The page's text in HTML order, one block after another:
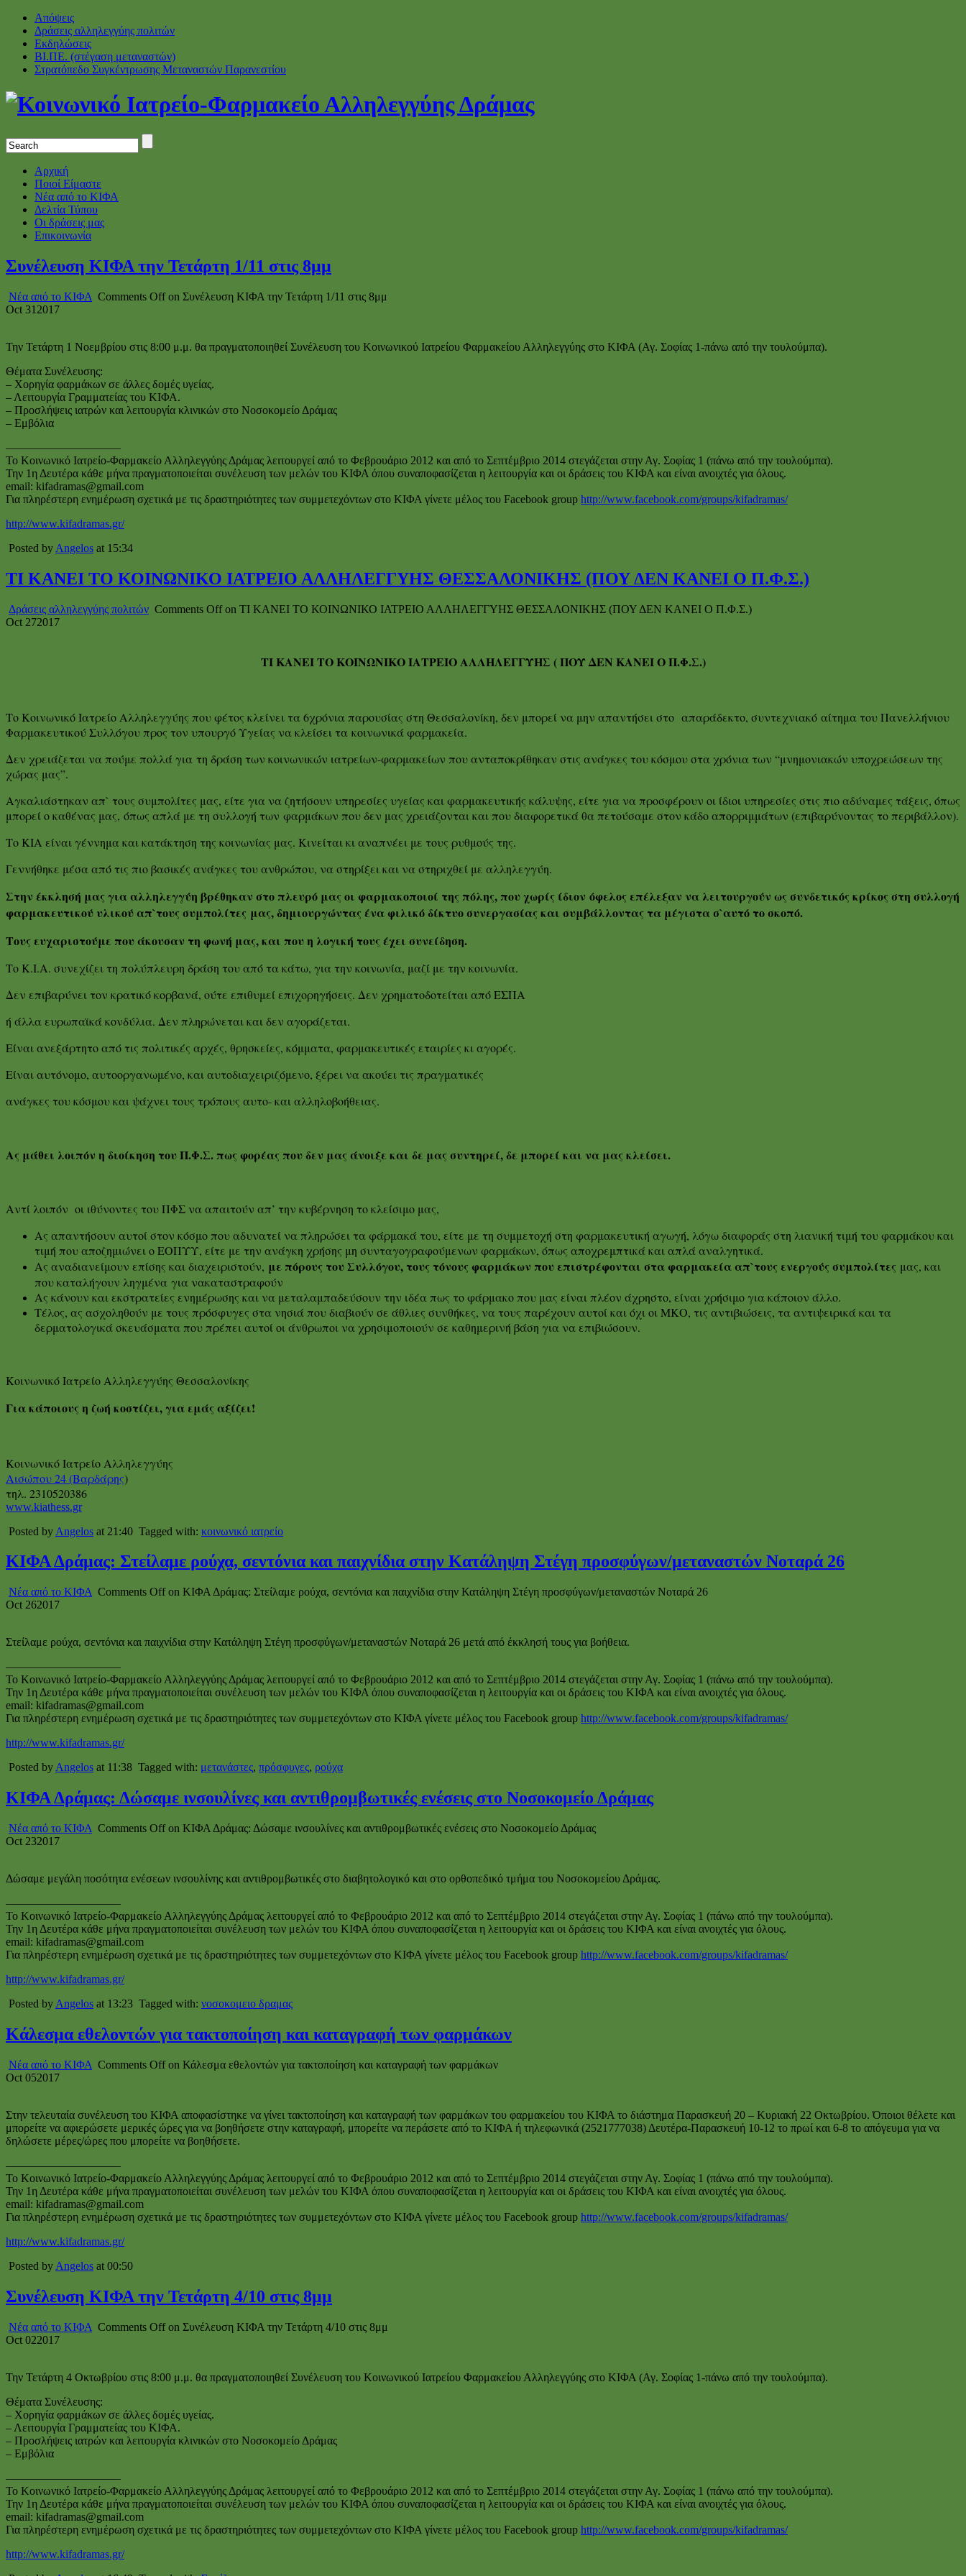
Απόψεις
Δράσεις αλληλεγγύης πολιτών
Εκδηλώσεις
ΒΙ.ΠΕ. (στέγαση μεταναστών)
Στρατόπεδο Συγκέντρωσης Μεταναστών Παρανεστίου
Αρχική
Ποιοί Είμαστε
Νέα από το ΚΙΦΑ
Δελτία Τύπου
Οι δράσεις μας
Επικοινωνία
Συνέλευση ΚΙΦΑ την Τετάρτη 1/11 στις 8μμ
Νέα από το ΚΙΦΑ Comments Offon Συνέλευση ΚΙΦΑ την Τετάρτη 1/11 στις 8μμ
Oct 31 2017
Την Τετάρτη 1 Νοεμβρίου στις 8:00 μ.μ. θα πραγματοποιηθεί Συνέλευση του Κοινωνικού Ιατρείου Φαρμακείου Αλληλεγγύης στο ΚΙΦΑ (Αγ. Σοφίας 1-πάνω από την τουλούμπα).
Θέματα Συνέλευσης:
– Χορηγία φαρμάκων σε άλλες δομές υγείας.
– Λειτουργία Γραμματείας του ΚΙΦΑ.
– Προσλήψεις ιατρών και λειτουργία κλινικών στο Νοσοκομείο Δράμας
– Εμβόλια
——————————
Το Κοινωνικό Ιατρείο-Φαρμακείο Αλληλεγγύης Δράμας λειτουργεί από το Φεβρουάριο 2012 και από το Σεπτέμβριο 2014 στεγάζεται στην Αγ. Σοφίας 1 (πάνω από την τουλούμπα).
Την 1η Δευτέρα κάθε μήνα πραγματοποιείται συνέλευση των μελών του ΚΙΦΑ όπου συναποφασίζεται η λειτουργία και οι δράσεις του ΚΙΦΑ και είναι ανοιχτές για όλους.
email: kifadramas@gmail.com
Για πληρέστερη ενημέρωση σχετικά με τις δραστηριότητες των συμμετεχόντων στο ΚΙΦΑ γίνετε μέλος του Facebook group http://www.facebook.com/groups/kifadramas/
http://www.kifadramas.gr/
Posted by Angelos at 15:34
ΤΙ ΚΑΝΕΙ ΤΟ ΚΟΙΝΩΝΙΚΟ ΙΑΤΡΕΙΟ ΑΛΛΗΛΕΓΓΥΗΣ ΘΕΣΣΑΛΟΝΙΚΗΣ (ΠΟΥ ΔΕΝ ΚΑΝΕΙ Ο Π.Φ.Σ.)
Δράσεις αλληλεγγύης πολιτών Comments Offon ΤΙ ΚΑΝΕΙ ΤΟ ΚΟΙΝΩΝΙΚΟ ΙΑΤΡΕΙΟ ΑΛΛΗΛΕΓΓΥΗΣ ΘΕΣΣΑΛΟΝΙΚΗΣ (ΠΟΥ ΔΕΝ ΚΑΝΕΙ Ο Π.Φ.Σ.)
Oct 272017
ΤΙ ΚΑΝΕΙ ΤΟ ΚΟΙΝΩΝΙΚΟ ΙΑΤΡΕΙΟ ΑΛΛΗΛΕΓΓΥΗΣ ( ΠΟΥ ΔΕΝ ΚΑΝΕΙ Ο Π.Φ.Σ.)
Το Κοινωνικό Ιατρείο Αλληλεγγύης που φέτος κλείνει τα 6χρόνια παρουσίας στη Θεσσαλονίκη, δεν μπορεί να μην απαντήσει στο απαράδεκτο, συντεχνιακό αίτημα του Πανελλήνιου
Φαρμακευτικού Συλλόγου προς τον υπουργό Υγείας να κλείσει τα κοινωνικά φαρμακεία.
Δεν χρειάζεται να πούμε πολλά για τη δράση των κοινωνικών ιατρείων-φαρμακείων που ανταποκρίθηκαν στις ανάγκες του κόσμου στα χρόνια των “μνημονιακών υποχρεώσεων της
χώρας μας”.
Αγκαλιάστηκαν απ` τους συμπολίτες μας, είτε για να ζητήσουν υπηρεσίες υγείας και φαρμακευτικής κάλυψης, είτε για να προσφέρουν οι ίδιοι υπηρεσίες στις πιο αδύναμες τάξεις, όπως
μπορεί ο καθένας μας, όπως απλά με τη συλλογή των φαρμάκων που δεν μας χρειάζονται και που διαφορετικά θα πετούσαμε στον κάδο απορριμμάτων (επιβαρύνοντας το περιβάλλον).
Το ΚΙΑ είναι γέννημα και κατάκτηση της κοινωνίας μας. Κινείται κι αναπνέει με τους ρυθμούς της.
Γεννήθηκε μέσα από τις πιο βασικές ανάγκες του ανθρώπου, να στηρίξει και να στηριχθεί με αλληλεγγύη.
Στην έκκλησή μας για αλληλεγγύη βρέθηκαν στο πλευρό μας οι φαρμακοποιοί της πόλης, που χωρίς ίδιον όφελος επέλεξαν να λειτουργούν ως συνδετικός κρίκος στη συλλογή
φαρμακευτικού υλικού απ`τους συμπολίτες μας, δημιουργώντας ένα φιλικό δίκτυο συνεργασίας και συμβάλλοντας τα μέγιστα σ`αυτό το σκοπό.
Τους ευχαριστούμε που άκουσαν τη φωνή μας, και που η λογική τους έχει συνείδηση.
Το Κ.Ι.Α. συνεχίζει τη πολύπλευρη δράση του από τα κάτω, για την κοινωνία, μαζί με την κοινωνία.
Δεν επιβαρύνει τον κρατικό κορβανά, ούτε επιθυμεί επιχορηγήσεις. Δεν χρηματοδοτείται από ΕΣΠΑ
ή άλλα ευρωπαϊκά κονδύλια. Δεν πληρώνεται και δεν αγοράζεται.
Είναι ανεξάρτητο από τις πολιτικές αρχές, θρησκείες, κόμματα, φαρμακευτικές εταιρίες κι αγορές.
Είναι αυτόνομο, αυτοοργανωμένο, και αυτοδιαχειριζόμενο, ξέρει να ακούει τις πραγματικές
ανάγκες του κόσμου και ψάχνει τους τρόπους αυτο- και αλληλοβοήθειας.
Ας μάθει λοιπόν η διοίκηση του Π.Φ.Σ. πως φορέας που δεν μας άνοιξε και δε μας συντηρεί, δε μπορεί και να μας κλείσει.
Αντί λοιπόν οι ιθύνοντες του ΠΦΣ να απαιτούν απ’ την κυβέρνηση το κλείσιμο μας,
Ας απαντήσουν αυτοί στον κόσμο που αδυνατεί να πληρώσει τα φάρμακά του, είτε με τη συμμετοχή στη φαρμακευτική αγωγή, λόγω διαφοράς στη λιανική τιμή του φαρμάκου και
τιμή που αποζημιώνει ο ΕΟΠΥΥ, είτε με την ανάγκη χρήσης μη συνταγογραφούμενων φαρμάκων, όπως αποχρεμπτικά και απλά αναλγητικά.
Ας αναδιανείμουν επίσης και διαχειριστούν, με πόρους του Συλλόγου, τους τόνους φαρμάκων που επιστρέφονται στα φαρμακεία απ`τους ενεργούς συμπολίτες μας, και
που καταλήγουν ληγμένα για νακαταστραφούν
Ας κάνουν και εκστρατείες ενημέρωσης και να μεταλαμπαδεύσουν την ιδέα πως το φάρμακο που μας είναι πλέον άχρηστο, είναι χρήσιμο για κάποιον άλλο.
Τέλος, ας ασχοληθούν με τους πρόσφυγες στα νησιά που διαβιούν σε άθλιες συνθήκες, να τους παρέχουν αυτοί και όχι οι ΜΚΟ, τις αντιβιώσεις, τα αντιψειρικά και τα
δερματολογικά σκευάσματα που πρέπει αυτοί οι άνθρωποι να χρησιμοποιούν σε καθημερινή βάση για να επιβιώσουν.
Κοινωνικό Ιατρείο Αλληλεγγύης Θεσσαλονίκης
Για κάποιους η ζωή κοστίζει, για εμάς αξίζει!
Κοινωνικό Ιατρείο Αλληλεγγύης
Αισώπου 24 (Βαρδάρης)
τηλ. 2310520386
www.kiathess.gr
Posted by Angelos at 21:40 Tagged with: κοινωνικό ιατρείο
ΚΙΦΑ Δράμας: Στείλαμε ρούχα, σεντόνια και παιχνίδια στην Κατάληψη Στέγη προσφύγων/μεταναστών Νοταρά 26
Νέα από το ΚΙΦΑ Comments Offon ΚΙΦΑ Δράμας: Στείλαμε ρούχα, σεντόνια και παιχνίδια στην Κατάληψη Στέγη προσφύγων/μεταναστών Νοταρά 26
Oct 262017
Στείλαμε ρούχα, σεντόνια και παιχνίδια στην Κατάληψη Στέγη προσφύγων/μεταναστών Νοταρά 26 μετά από έκκλησή τους για βοήθεια.
——————————
Το Κοινωνικό Ιατρείο-Φαρμακείο Αλληλεγγύης Δράμας λειτουργεί από το Φεβρουάριο 2012 και από το Σεπτέμβριο 2014 στεγάζεται στην Αγ. Σοφίας 1 (πάνω από την τουλούμπα).
Την 1η Δευτέρα κάθε μήνα πραγματοποιείται συνέλευση των μελών του ΚΙΦΑ όπου συναποφασίζεται η λειτουργία και οι δράσεις του ΚΙΦΑ και είναι ανοιχτές για όλους.
email: kifadramas@gmail.com
Για πληρέστερη ενημέρωση σχετικά με τις δραστηριότητες των συμμετεχόντων στο ΚΙΦΑ γίνετε μέλος του Facebook group http://www.facebook.com/groups/kifadramas/
http://www.kifadramas.gr/
Posted by Angelos at 11:38 Tagged with: μετανάστες, πρόσφυγες, ρούχα
ΚΙΦΑ Δράμας: Δώσαμε ινσουλίνες και αντιθρομβωτικές ενέσεις στο Νοσοκομείο Δράμας
Νέα από το ΚΙΦΑ Comments Offon ΚΙΦΑ Δράμας: Δώσαμε ινσουλίνες και αντιθρομβωτικές ενέσεις στο Νοσοκομείο Δράμας
Oct 232017
Δώσαμε μεγάλη ποσότητα ενέσεων ινσουλίνης και αντιθρομβωτικές στο διαβητολογικό και στο ορθοπεδικό τμήμα του Νοσοκομείου Δράμας.
——————————
Το Κοινωνικό Ιατρείο-Φαρμακείο Αλληλεγγύης Δράμας λειτουργεί από το Φεβρουάριο 2012 και από το Σεπτέμβριο 2014 στεγάζεται στην Αγ. Σοφίας 1 (πάνω από την τουλούμπα).
Την 1η Δευτέρα κάθε μήνα πραγματοποιείται συνέλευση των μελών του ΚΙΦΑ όπου συναποφασίζεται η λειτουργία και οι δράσεις του ΚΙΦΑ και είναι ανοιχτές για όλους.
email: kifadramas@gmail.com
Για πληρέστερη ενημέρωση σχετικά με τις δραστηριότητες των συμμετεχόντων στο ΚΙΦΑ γίνετε μέλος του Facebook group http://www.facebook.com/groups/kifadramas/
http://www.kifadramas.gr/
Posted by Angelos at 13:23 Tagged with: νοσοκομειο δραμας
Κάλεσμα εθελοντών για τακτοποίηση και καταγραφή των φαρμάκων
Νέα από το ΚΙΦΑ Comments Offon Κάλεσμα εθελοντών για τακτοποίηση και καταγραφή των φαρμάκων
Oct 052017
Στην τελευταία συνέλευση του ΚΙΦΑ αποφασίστηκε να γίνει τακτοποίηση και καταγραφή των φαρμάκων του φαρμακείου του ΚΙΦΑ το διάστημα Παρασκευή 20 – Κυριακή 22 Οκτωβρίου. Όποιοι θέλετε και
μπορείτε να αφιερώσετε μερικές ώρες για να βοηθήσετε στην καταγραφή, μπορείτε να περάσετε από το ΚΙΦΑ ή τηλεφωνικά (2521777038) Δευτέρα-Παρασκευή 10-12 το πρωί και 6-8 το απόγευμα για να
δηλώσετε μέρες/ώρες που μπορείτε να βοηθήσετε.
——————————
Το Κοινωνικό Ιατρείο-Φαρμακείο Αλληλεγγύης Δράμας λειτουργεί από το Φεβρουάριο 2012 και από το Σεπτέμβριο 2014 στεγάζεται στην Αγ. Σοφίας 1 (πάνω από την τουλούμπα).
Την 1η Δευτέρα κάθε μήνα πραγματοποιείται συνέλευση των μελών του ΚΙΦΑ όπου συναποφασίζεται η λειτουργία και οι δράσεις του ΚΙΦΑ και είναι ανοιχτές για όλους.
email: kifadramas@gmail.com
Για πληρέστερη ενημέρωση σχετικά με τις δραστηριότητες των συμμετεχόντων στο ΚΙΦΑ γίνετε μέλος του Facebook group http://www.facebook.com/groups/kifadramas/
http://www.kifadramas.gr/
Posted by Angelos at 00:50
Συνέλευση ΚΙΦΑ την Τετάρτη 4/10 στις 8μμ
Νέα από το ΚΙΦΑ Comments Offon Συνέλευση ΚΙΦΑ την Τετάρτη 4/10 στις 8μμ
Oct 022017
Την Τετάρτη 4 Οκτωβρίου στις 8:00 μ.μ. θα πραγματοποιηθεί Συνέλευση του Κοινωνικού Ιατρείου Φαρμακείου Αλληλεγγύης στο ΚΙΦΑ (Αγ. Σοφίας 1-πάνω από την τουλούμπα).
Θέματα Συνέλευσης:
– Χορηγία φαρμάκων σε άλλες δομές υγείας.
– Λειτουργία Γραμματείας του ΚΙΦΑ.
– Προσλήψεις ιατρών και λειτουργία κλινικών στο Νοσοκομείο Δράμας
– Εμβόλια
——————————
Το Κοινωνικό Ιατρείο-Φαρμακείο Αλληλεγγύης Δράμας λειτουργεί από το Φεβρουάριο 2012 και από το Σεπτέμβριο 2014 στεγάζεται στην Αγ. Σοφίας 1 (πάνω από την τουλούμπα).
Την 1η Δευτέρα κάθε μήνα πραγματοποιείται συνέλευση των μελών του ΚΙΦΑ όπου συναποφασίζεται η λειτουργία και οι δράσεις του ΚΙΦΑ και είναι ανοιχτές για όλους.
email: kifadramas@gmail.com
Για πληρέστερη ενημέρωση σχετικά με τις δραστηριότητες των συμμετεχόντων στο ΚΙΦΑ γίνετε μέλος του Facebook group http://www.facebook.com/groups/kifadramas/
http://www.kifadramas.gr/